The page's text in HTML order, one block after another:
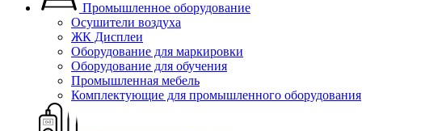
Промышленное оборудование
Осушители воздуха
ЖК Дисплеи
Оборудование для маркировки
Оборудование для обучения
Промышленная мебель
Комплектующие для промышленного оборудования